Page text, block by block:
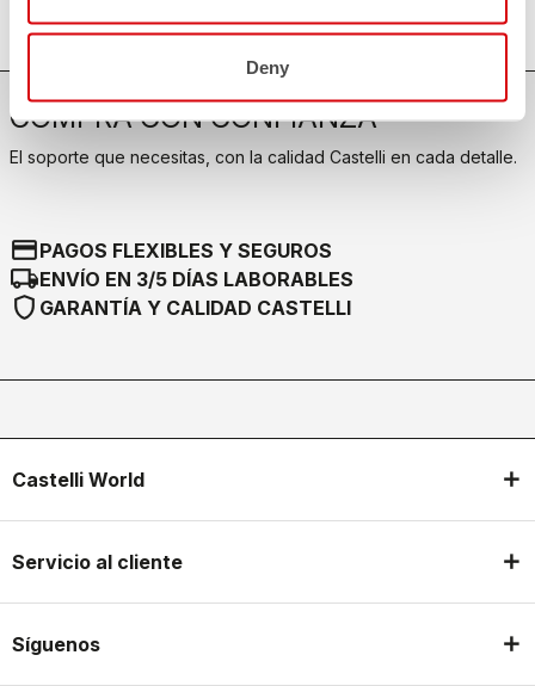
Deny
COMPRA CON CONFIANZA
El soporte que necesitas, con la calidad Castelli en cada detalle.
credit_cardPAGOS FLEXIBLES Y SEGUROS
local_shippingENVÍO EN 3/5 DÍAS LABORABLES
shield GARANTÍA Y CALIDAD CASTELLI
Castelli World
Servicio al cliente
Síguenos